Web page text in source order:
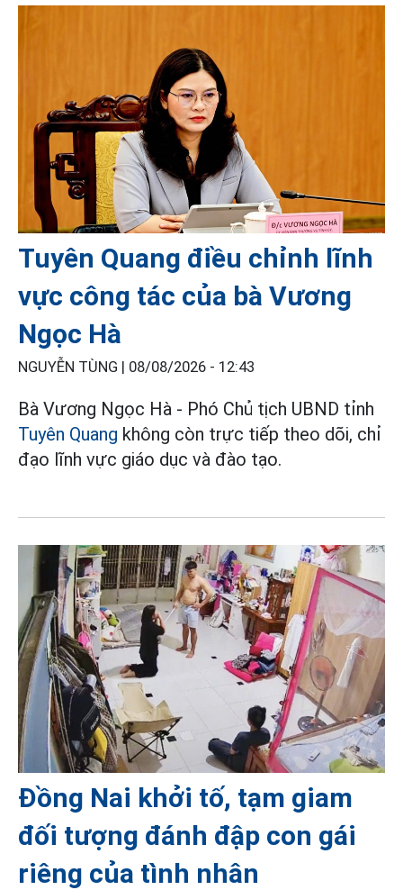
Tuyên Quang điều chỉnh lĩnh
vực công tác của bà Vương
Ngọc Hà
NGUYỄN TÙNG | 08/08/2026 - 12:43
Bà Vương Ngọc Hà - Phó Chủ tịch UBND tỉnh
Tuyên Quang không còn trực tiếp theo dõi, chỉ
đạo lĩnh vực giáo dục và đào tạo.
Đồng Nai khởi tố, tạm giam
đối tượng đánh đập con gái
riêng của tình nhân